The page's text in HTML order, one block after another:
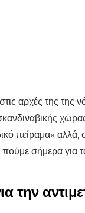
αρχές της της
πείραμα» αλλά,
σήμερα για
την